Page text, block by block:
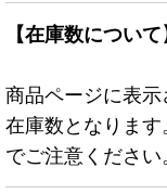
【在庫数について
商品ページに表
在庫数となりま
でご注意ください